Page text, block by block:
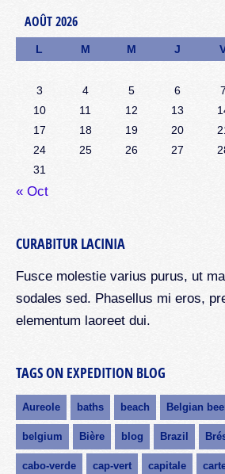
AOÛT 2026
L M M J
3
4 5 6 7
10
11 12 13
17
18 19 20
24
25 26 27
31
« Oct
CURABITUR LACINIA
Fusce molestie varius purus, ut
sodales sed. Phasellus mi eros,
elementum laoreet dui.
TAGS ON EXPEDITION BLOG
Aureole baths beach Belgian
belgium Bière blog Brazil
cabo-verde cap-vert capitale